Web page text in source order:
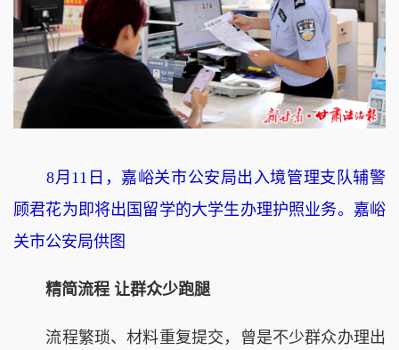
8月11日，嘉峪关市公安局出入境管理支队辅警
顾君花为即将出国留学的大学生办理护照业务。嘉峪
关市公安局供图
精简流程 让群众少跑腿
流程繁琐、材料重复提交，曾是不少群众办理出